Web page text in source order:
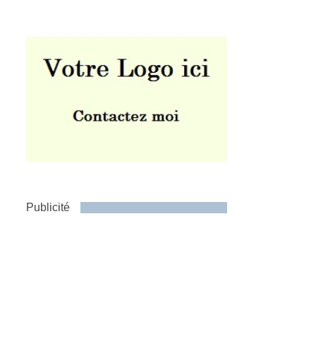
Publicité